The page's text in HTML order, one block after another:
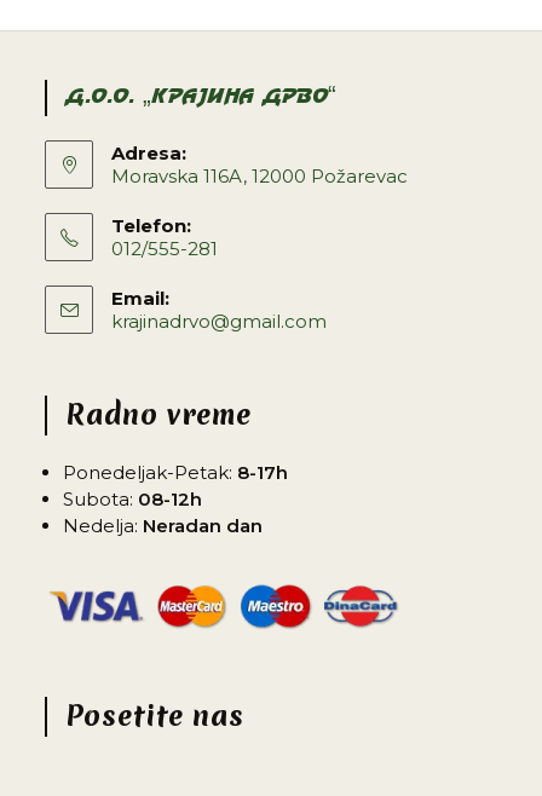
D.O.O. „KRAJINA DRVO“
Adresa:
Moravska 116A, 12000 Požarevac
Telefon:
012/555-281
Email:
krajinadrvo@gmail.com
Radno vreme
Ponedeljak-Petak: 8-17h
Subota: 08-12h
Nedelja: Neradan dan
Posetite nas